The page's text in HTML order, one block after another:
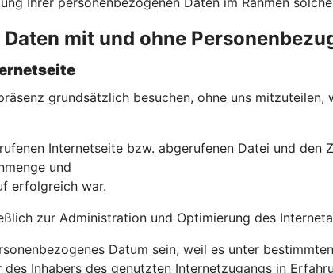
mit und ohne
grundsätzlich besuchen, ohne uns
Internetseite bzw. abgerufenen Datei und den
und
erfolgreich war.
zur Administration und Optimierung des
Datum sein, weil es unter
Inhabers des genutzten Internetzugangs in